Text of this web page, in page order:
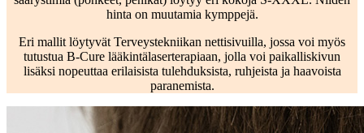
hinta on muutamia kymppejä.
Eri mallit löytyvät Terveystekniikan nettisivuilla, jossa voi myös
tutustua B-Cure lääkintälaserterapiaan, jolla voi paikalliskivun
lisäksi nopeuttaa erilaisista tulehduksista, ruhjeista ja haavoista
paranemista.